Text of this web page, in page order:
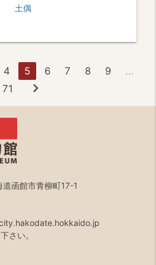
土偶
4 5 6 7 8 9
...
71
chevron_right
函館市青柳町17-1
さい。